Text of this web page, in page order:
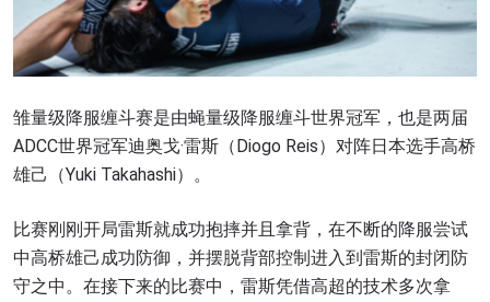
雏量级降服缠斗赛是由蝇量级降服缠斗世界冠军，也是两届
ADCC世界冠军迪奥戈·雷斯（Diogo Reis）对阵日本选手高桥
雄己（Yuki Takahashi）。
比赛刚刚开局雷斯就成功抱摔并且拿背，在不断的降服尝试
中高桥雄己成功防御，并摆脱背部控制进入到雷斯的封闭防
守之中。在接下来的比赛中，雷斯凭借高超的技术多次拿